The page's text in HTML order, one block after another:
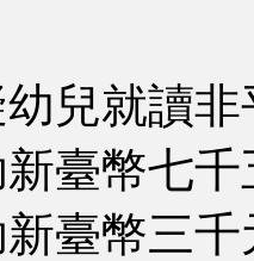
兒就讀
臺幣七
臺幣三